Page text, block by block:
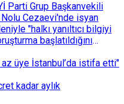
Parti Grup Başkanvekili
Nolu Cezaevi'nde isyan
"halkı yanıltıcı bilgiyi
başlatıldığını
az üye İstanbul’da istifa etti"
kadar aylık